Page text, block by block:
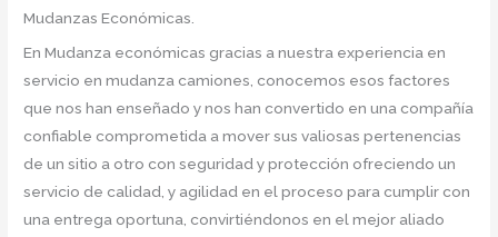
Mudanzas Económicas.
En Mudanza económicas gracias a nuestra experiencia en
servicio en mudanza camiones, conocemos esos factores
que nos han enseñado y nos han convertido en una compañía
confiable comprometida a mover sus valiosas pertenencias
de un sitio a otro con seguridad y protección ofreciendo un
servicio de calidad, y agilidad en el proceso para cumplir con
una entrega oportuna, convirtiéndonos en el mejor aliado